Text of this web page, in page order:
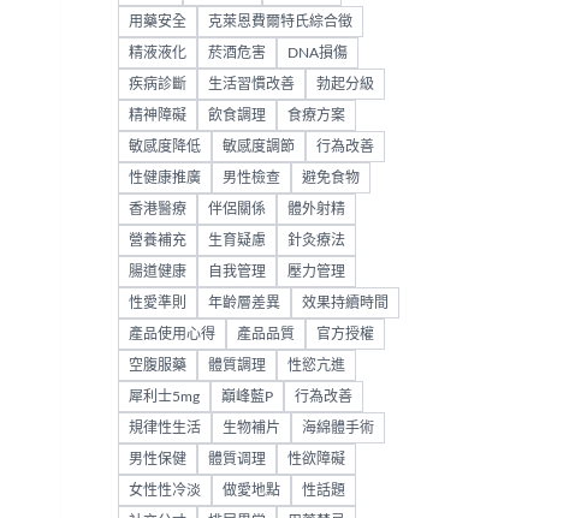
用藥安全 克萊恩費爾特氏綜合徵
精液液化 菸酒危害 DNA損傷
疾病診斷 生活習慣改善 勃起分級
精神障礙 飲食調理 食療方案
敏感度降低 敏感度調節 行為改善
性健康推廣 男性檢查 避免食物
香港醫療 伴侶關係 體外射精
營養補充 生育疑慮 針灸療法
腸道健康 自我管理 壓力管理
性愛準則 年齡層差異 效果持續時間
產品使用心得 產品品質 官方授權
空腹服藥 體質調理 性慾亢進
犀利士5mg 巔峰藍P 行為改善
規律性生活 生物補片 海綿體手術
男性保健 體質调理 性欲障礙
女性性冷淡 做愛地點 性話題